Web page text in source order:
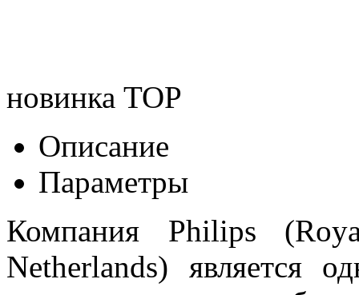
новинка TOP
Описание
Параметры
Компания Philips
Netherlands) является